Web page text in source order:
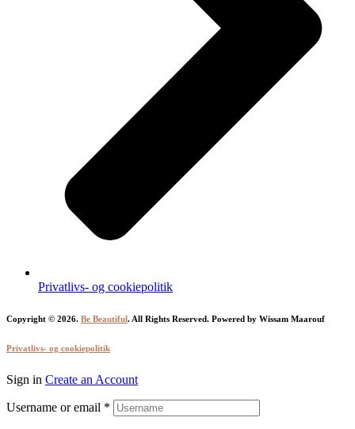
Privatlivs- og cookiepolitik
Copyright © 2026. Be Beautiful. All Rights Reserved. Powered by Wissam Maarouf
Privatlivs- og cookiepolitik
Sign in Create an Account
Username or email *